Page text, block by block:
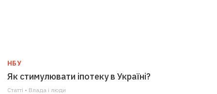
НБУ
Як стимулювати іпотеку в Україні?
Статті • Влада i люди